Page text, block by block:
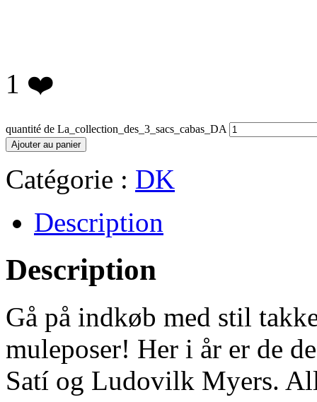
1 ❤️
quantité de La_collection_des_3_sacs_cabas_DA
Ajouter au panier
Catégorie : DK
Description
Description
Gå på indkøb med stil
muleposer! Her i år er de
Satí og Ludovilk Myers.